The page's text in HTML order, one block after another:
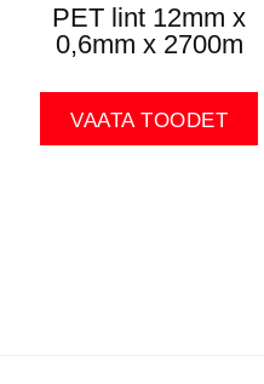
PET lint 12mm x
0,6mm x 2700m
VAATA TOODET